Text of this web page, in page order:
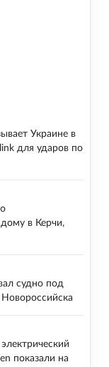
Украине в
для ударов по
в Керчи,
судно под
показали на